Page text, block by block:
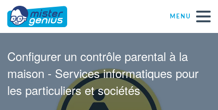
MENU
Magasins informatiques toutes marques
Particulier
Configurer un contrôle parental à la
maison - Services informatiques pour
les particuliers et sociétés